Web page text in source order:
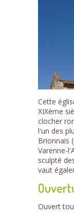
Cette
XIXème
clocher
l'un des
Brionnais
Varenne-
sculpté
vaut
Ouvert